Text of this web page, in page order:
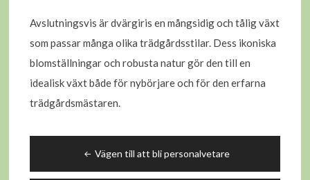
Avslutningsvis är dvärgiris en mångsidig och tålig växt
som passar många olika trädgårdsstilar. Dess ikoniska
blomställningar och robusta natur gör den till en
idealisk växt både för nybörjare och för den erfarna
trädgårdsmästaren.
Vägen till att bli personalvetare